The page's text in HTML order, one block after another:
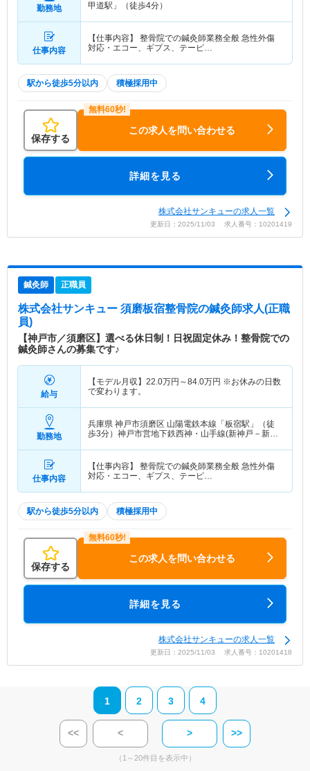
勤務地
甲道駅」（徒歩4分）
仕事内容
【仕事内容】 整骨院での鍼灸師業務全般 急性外傷
対応・エコー、ギプス、テーピ…
駅から徒歩5分以内 積極採用中
保存する
この求人を問い合わせる
詳細を見る
株式会社サンキューの求人一覧
更新日：2025/11/03 求人番号：10201419
鍼灸師 正職員
株式会社サンキュー 須磨板宿整骨院の鍼灸師求人(正職
員)
【神戸市／須磨区】選べる休日制！日祝固定休み！整骨院での
鍼灸師さんの募集です♪
給与
【モデル月収】 22.0万円～84.0万円 ※お休みの日数
で変わります。
勤務地
兵庫県 神戸市須磨区 山陽電鉄本線「板宿駅」（徒
歩3分）神戸市営地下鉄西神・山手線(新神戸－新長
仕事内容
【仕事内容】 整骨院での鍼灸師業務全般 急性外傷
対応・エコー、ギプス、テーピ…
駅から徒歩5分以内 積極採用中
保存する
この求人を問い合わせる
詳細を見る
株式会社サンキューの求人一覧
更新日：2025/11/03 求人番号：10201418
1 2 3 4
<< < > >>
（1～20件目を表示中）